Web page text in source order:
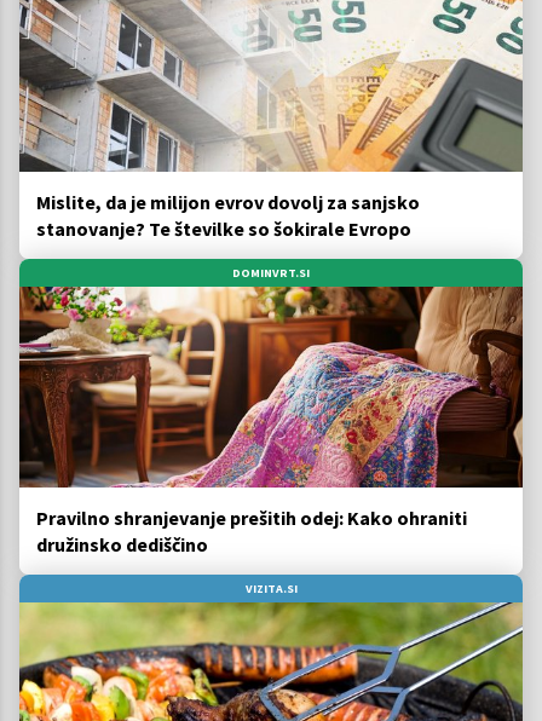
Mislite, da je milijon evrov dovolj za sanjsko
stanovanje? Te številke so šokirale Evropo
DOMINVRT.SI
Pravilno shranjevanje prešitih odej: Kako ohraniti
družinsko dediščino
VIZITA.SI